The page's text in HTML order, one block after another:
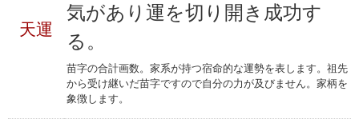
天運
気があり運を切り開き成功す
る。
苗字の合計画数。家系が持つ宿命的な運勢を表します。祖先
から受け継いだ苗字ですので自分の力が及びません。家柄を
象徴します。